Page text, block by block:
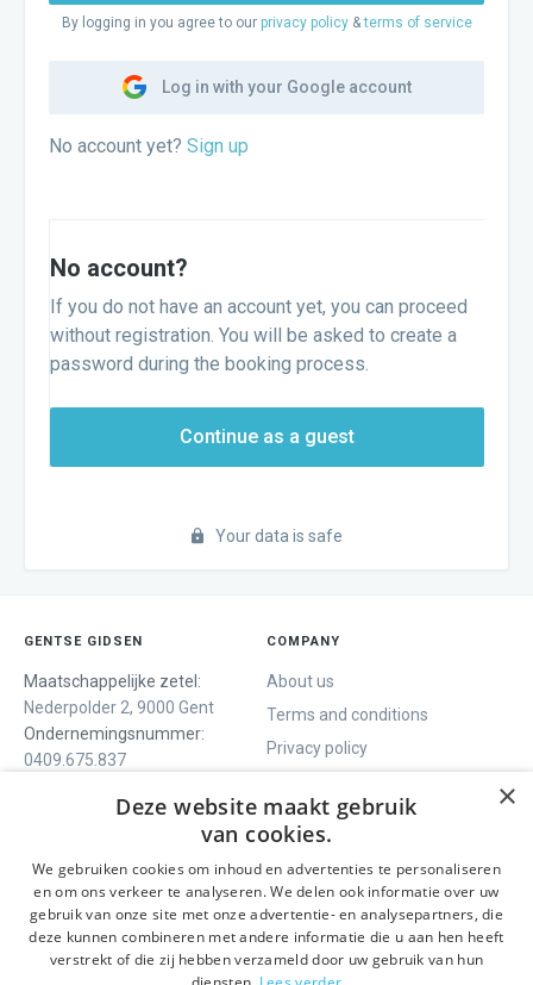
By logging in you agree to our privacy policy&terms of service
Log in with your Google account
No account yet? Sign up
No account?
If you do not have an account yet, you can proceed
without registration. You will be asked to create a
password during the booking process.
Continue as a guest
Your data is safe
GENTSE GIDSEN
Maatschappelijke zetel:
Nederpolder 2, 9000 Gent
Ondernemingsnummer:
0409.675.837
COMPANY
About us
Terms and conditions
Privacy policy
WE OFFER
Guided tours
One day tour
SOCIALS
Facebook
Instagram
LinkedIn
×
Deze website maakt gebruik
van cookies.
We gebruiken cookies om inhoud en advertenties te personaliseren
en om ons verkeer te analyseren. We delen ook informatie over uw
gebruik van onze site met onze advertentie- en analysepartners, die
deze kunnen combineren met andere informatie die u aan hen heeft
verstrekt of die zij hebben verzameld door uw gebruik van hun